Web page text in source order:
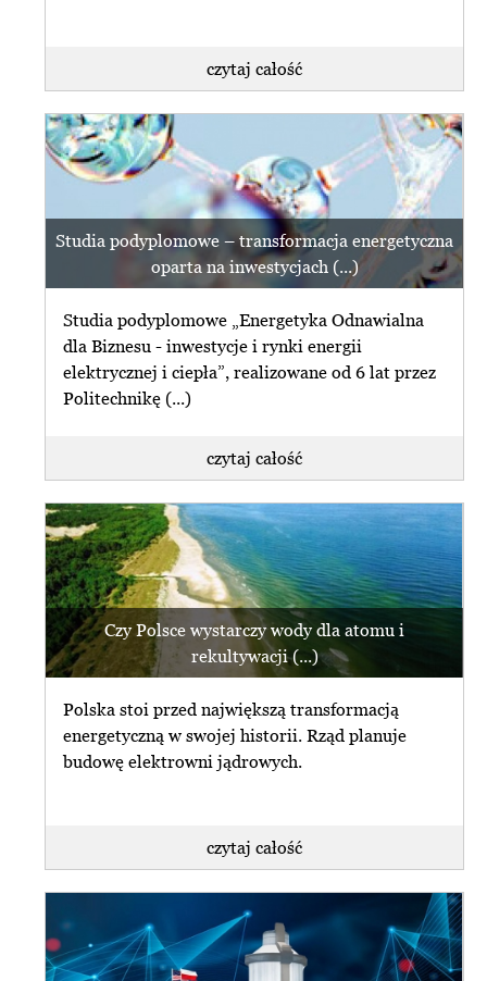
czytaj całość
Studia podyplomowe – transformacja energetyczna
oparta na inwestycjach (...)
Studia podyplomowe „Energetyka Odnawialna
dla Biznesu - inwestycje i rynki energii
elektrycznej i ciepła”, realizowane od 6 lat przez
Politechnikę (...)
czytaj całość
Czy Polsce wystarczy wody dla atomu i
rekultywacji (...)
Polska stoi przed największą transformacją
energetyczną w swojej historii. Rząd planuje
budowę elektrowni jądrowych.
czytaj całość